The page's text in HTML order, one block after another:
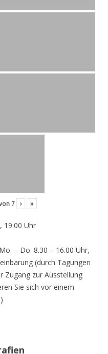
7 › »
19.00 Uhr
– Do. 8.30 – 16.00 Uhr,
(durch Tagungen
Zugang zur Ausstellung
Sie sich vor einem